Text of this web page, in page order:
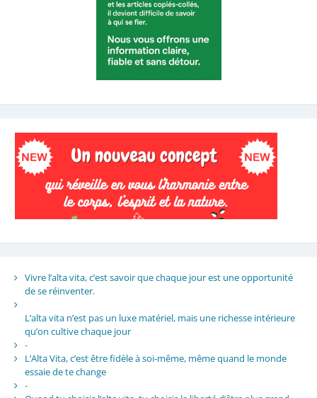
Vivre l’alta vita, c’est savoir que chaque jour est une opportunité
de se réinventer.
L’alta vita n’est pas un luxe matériel, mais une richesse intérieure
qu’on cultive chaque jour
-
L’Alta Vita, c’est être fidèle à soi-même, même quand le monde
essaie de te change
-